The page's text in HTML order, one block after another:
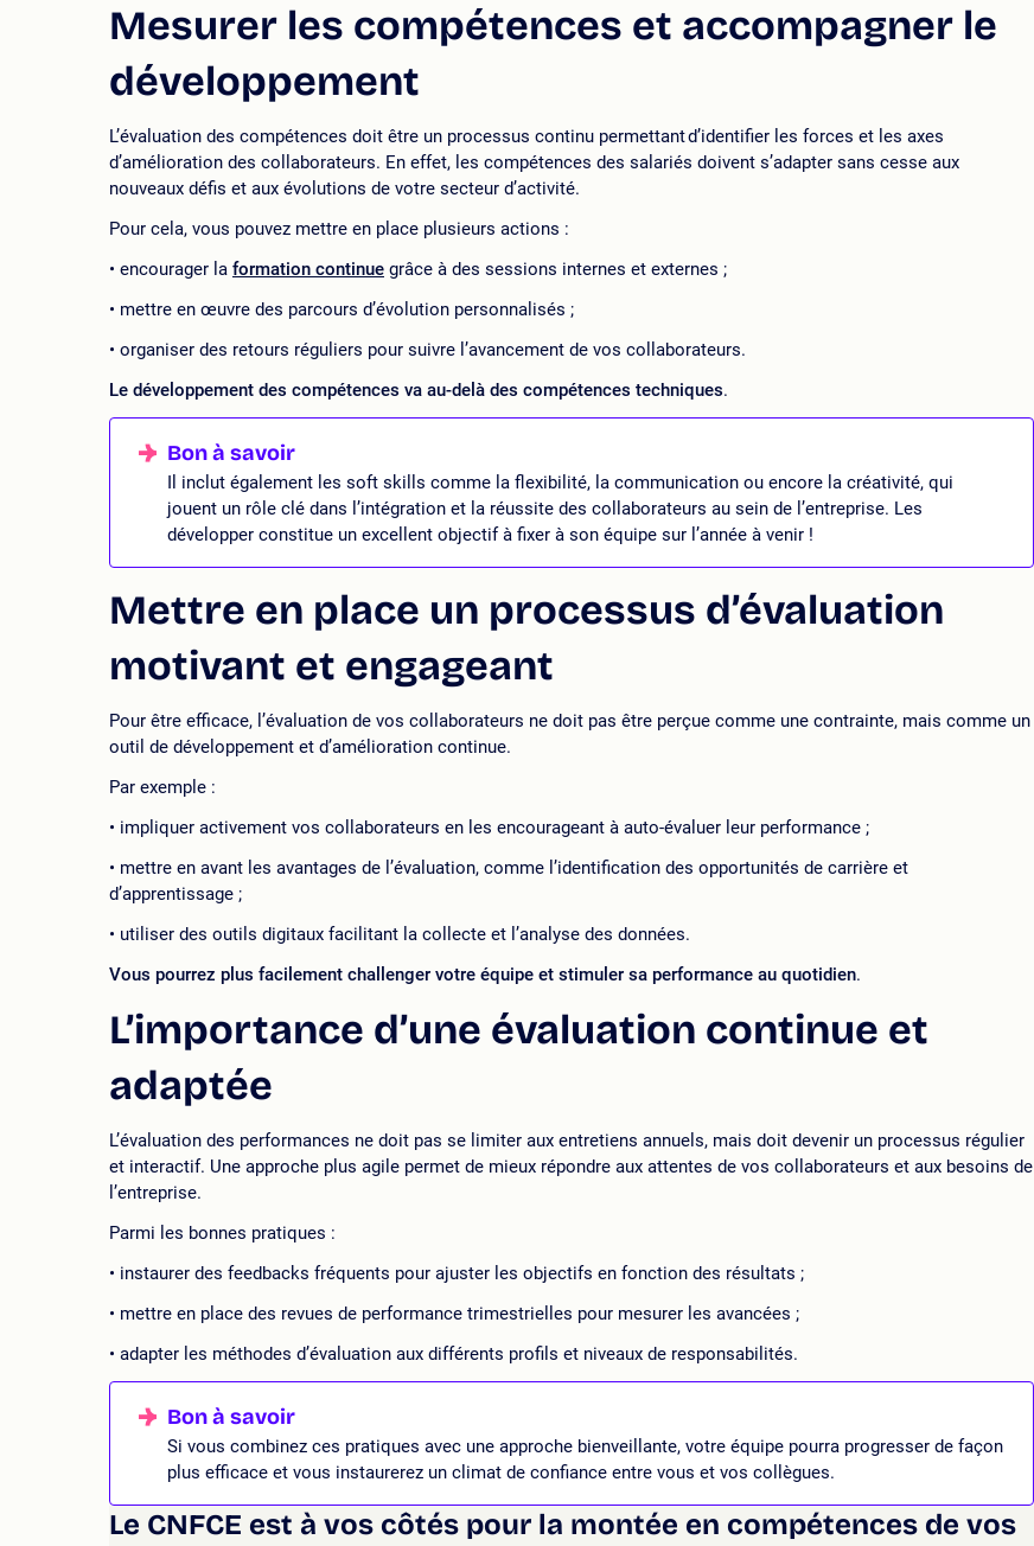
Mesurer les compétences et accompagner le
développement
L’évaluation des compétences doit être un processus continu permettant d’identifier les forces et les axes
d’amélioration des collaborateurs. En effet, les compétences des salariés doivent s’adapter sans cesse aux
nouveaux défis et aux évolutions de votre secteur d’activité.
Pour cela, vous pouvez mettre en place plusieurs actions :
encourager la formation continue grâce à des sessions internes et externes ;
mettre en œuvre des parcours d’évolution personnalisés ;
organiser des retours réguliers pour suivre l’avancement de vos collaborateurs.
Le développement des compétences va au-delà des compétences techniques.
Il inclut également les soft skills comme la flexibilité, la communication ou encore la créativité, qui
jouent un rôle clé dans l’intégration et la réussite des collaborateurs au sein de l’entreprise. Les
développer constitue un excellent objectif à fixer à son équipe sur l’année à venir !
Mettre en place un processus d’évaluation
motivant et engageant
Pour être efficace, l’évaluation de vos collaborateurs ne doit pas être perçue comme une contrainte, mais comme un
outil de développement et d’amélioration continue.
Par exemple :
impliquer activement vos collaborateurs en les encourageant à auto-évaluer leur performance ;
mettre en avant les avantages de l’évaluation, comme l’identification des opportunités de carrière et
d’apprentissage ;
utiliser des outils digitaux facilitant la collecte et l’analyse des données.
Vous pourrez plus facilement challenger votre équipe et stimuler sa performance au quotidien.
L’importance d’une évaluation continue et
adaptée
L’évaluation des performances ne doit pas se limiter aux entretiens annuels, mais doit devenir un processus régulier
et interactif. Une approche plus agile permet de mieux répondre aux attentes de vos collaborateurs et aux besoins de
l’entreprise.
Parmi les bonnes pratiques :
instaurer des feedbacks fréquents pour ajuster les objectifs en fonction des résultats ;
mettre en place des revues de performance trimestrielles pour mesurer les avancées ;
adapter les méthodes d’évaluation aux différents profils et niveaux de responsabilités.
Si vous combinez ces pratiques avec une approche bienveillante, votre équipe pourra progresser de façon
plus efficace et vous instaurerez un climat de confiance entre vous et vos collègues.
Le CNFCE est à vos côtés pour la montée en compétences de vos